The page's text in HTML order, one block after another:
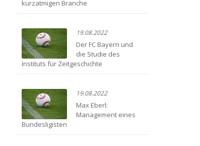
kurzatmigen Branche
19.08.2022
Der FC Bayern und
die Studie des
Instituts für Zeitgeschichte
19.08.2022
Max Eberl:
Management eines
Bundesligisten